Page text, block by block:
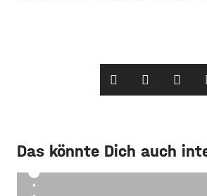
Das könnte Dich auch